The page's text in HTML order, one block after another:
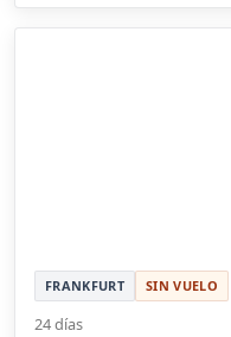
FRANKFURT SIN VUELO
24 días